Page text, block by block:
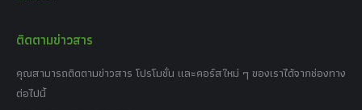
ติดตามข่าวสาร
คุณสามารถติดตามข่าวสาร โปรโมชั่น และคอร์สใหม่ ๆ ของเราได้จากช่องทาง
ต่อไปนี้